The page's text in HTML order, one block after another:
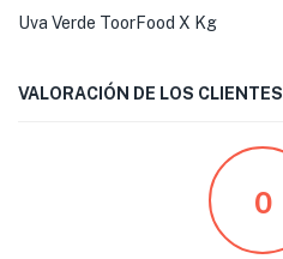
Uva Verde ToorFood X Kg
VALORACIÓN DE LOS CLIENTES
0